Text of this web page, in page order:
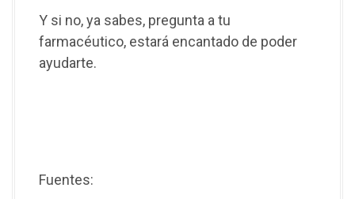
Y si no, ya sabes, pregunta a tu
farmacéutico, estará encantado de poder
ayudarte.
Fuentes: